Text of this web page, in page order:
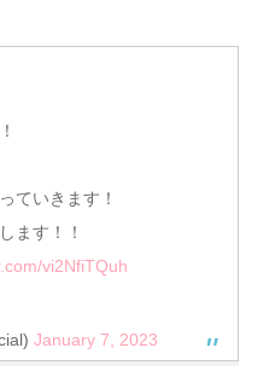
ていきます！
ます！！
vi2NfiTQuh
January 7, 2023